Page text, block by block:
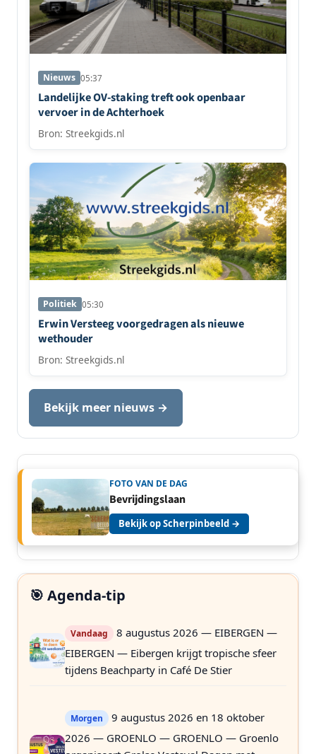
Nieuws 05:37
Landelijke OV-staking treft ook openbaar
vervoer in de Achterhoek
Bron: Streekgids.nl
Politiek 05:30
Erwin Versteeg voorgedragen als nieuwe
wethouder
Bron: Streekgids.nl
Bekijk meer nieuws →
FOTO VAN DE DAG
Bevrijdingslaan
Bekijk op Scherpinbeeld →
🎯 Agenda-tip
Vandaag
8 augustus 2026 — EIBERGEN —
EIBERGEN — Eibergen krijgt tropische sfeer
tijdens Beachparty in Café De Stier
Morgen
9 augustus 2026 en 18 oktober
2026 — GROENLO — GROENLO — Groenlo